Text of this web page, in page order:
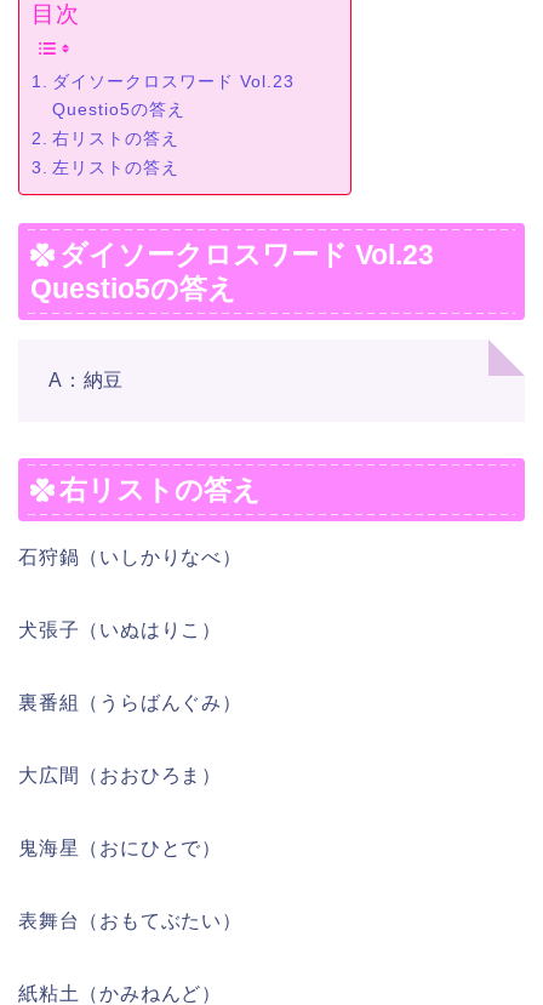
目次
ダイソークロスワード Vol.23
Questio5の答え
右リストの答え
左リストの答え
ダイソークロスワード Vol.23
Questio5の答え
A：納豆
右リストの答え
石狩鍋（いしかりなべ）
犬張子（いぬはりこ）
裏番組（うらばんぐみ）
大広間（おおひろま）
鬼海星（おにひとで）
表舞台（おもてぶたい）
紙粘土（かみねんど）